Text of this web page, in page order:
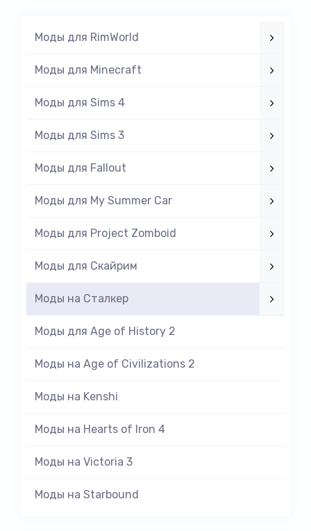
Моды для RimWorld
Моды для Minecraft
Моды для Sims 4
Моды для Sims 3
Моды для Fallout
Моды для My Summer Car
Моды для Project Zomboid
Моды для Скайрим
Моды на Cталкер
Моды для Age of History 2
Моды на Age of Civilizations 2
Моды на Kenshi
Моды на Hearts of Iron 4
Моды на Victoria 3
Моды на Starbound